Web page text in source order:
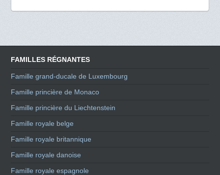
FAMILLES RÉGNANTES
Famille grand-ducale de Luxembourg
Famille princière de Monaco
Famille princière du Liechtenstein
Famille royale belge
Famille royale britannique
Famille royale danoise
Famille royale espagnole